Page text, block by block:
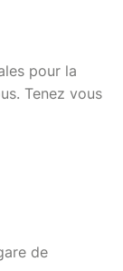
pour la
Tenez vous
de